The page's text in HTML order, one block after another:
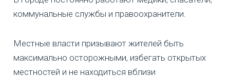
коммунальные службы и правоохранители.
Местные власти призывают жителей быть
максимально осторожными, избегать открытых
местностей и не находиться вблизи